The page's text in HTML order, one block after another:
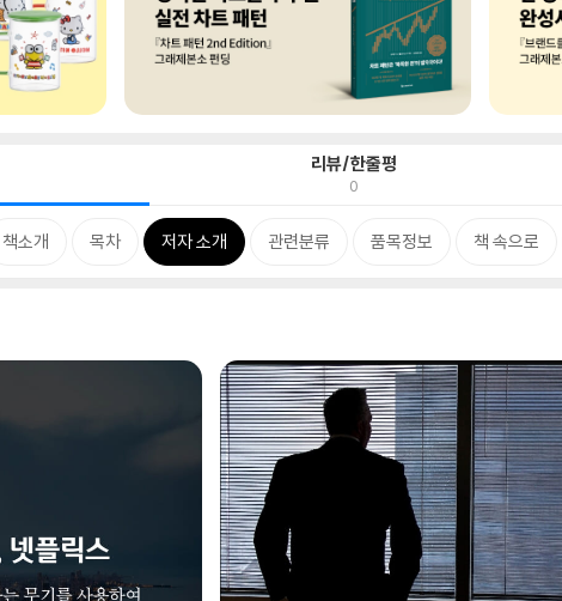
리뷰/한줄평
0
책소개 목차 저자 소개 관련분류 품목정보 책 속으로